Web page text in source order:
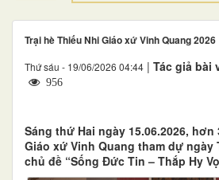
Trại hè Thiếu Nhi Giáo xứ Vinh Quang 2026
Thứ sáu - 19/06/2026 04:44 | Tác giả bài
956
Sáng thứ Hai ngày 15.06.2026, hơn
Giáo xứ Vinh Quang tham dự ngày
chủ đề “Sống Đức Tin – Thắp Hy